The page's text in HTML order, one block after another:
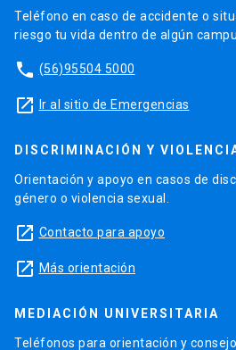
Teléfono en caso de accidente o
riesgo tu vida dentro de algún
phone (56)95504 5000
launch Ir al sitio de Emergencias
DISCRIMINACIÓN Y
Orientación y apoyo en casos de
género o violencia sexual.
launch Contacto para apoyo
launch Más orientación
MEDIACIÓN UNIVERSITARIA
Teléfonos para orientación y